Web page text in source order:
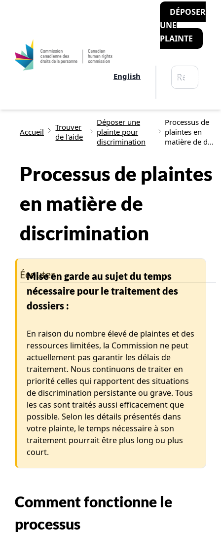
English Rechercher
DÉPOSER
UNE
PLAINTE
Accueil
Trouver
de l'aide
Déposer une
plainte pour
discrimination
Processus de
plaintes en
matière de d...
Processus de plaintes
en matière de
discrimination
Écouter
Mise en garde au sujet du temps
nécessaire pour le traitement des
dossiers :
En raison du nombre élevé de plaintes et des
ressources limitées, la Commission ne peut
actuellement pas garantir les délais de
traitement. Nous continuons de traiter en
priorité celles qui rapportent des situations
de discrimination persistante ou grave. Tous
les cas sont traités aussi efficacement que
possible. Selon les détails présentés dans
votre plainte, le temps nécessaire à son
traitement pourrait être plus long ou plus
court.
Comment fonctionne le
processus